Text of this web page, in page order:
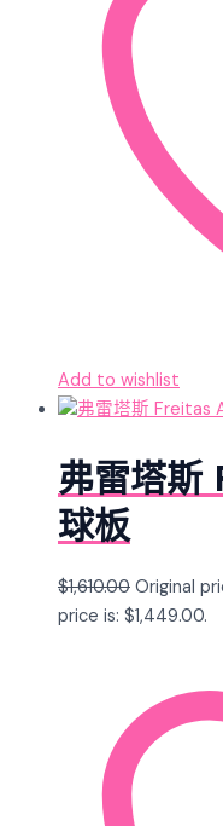
Add to wishlist
弗雷塔斯
球板
$1,610.00 Original
price is: $1,449.00.